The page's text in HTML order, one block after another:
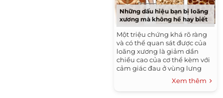
Những dấu hiệu bạn bị loãng
xương mà không hề hay biết
Một triệu chứng khá rõ ràng
và có thể quan sát được của
loãng xương là giảm dần
chiều cao của cơ thể kèm với
cảm giác đau ở vùng lưng
(cột sống ngực) và thắt lưng.
Khi nặng hơn sẽ thấy gù lưng
và dáng đi khòm.
Xem thêm